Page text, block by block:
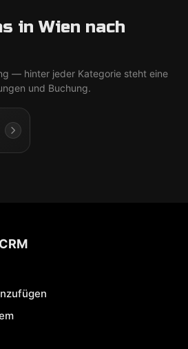
in Wien nach
— hinter jeder Kategorie steht eine
und Buchung.